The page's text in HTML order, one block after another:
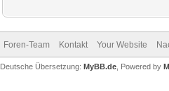
Foren-Team Kontakt Your Website
Deutsche Übersetzung: MyBB.de, Powered by